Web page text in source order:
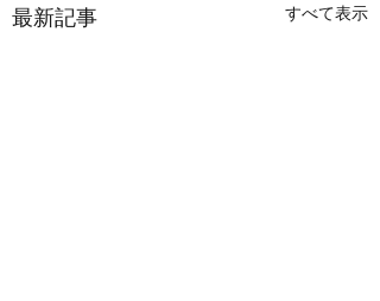
最新記事 すべて表示